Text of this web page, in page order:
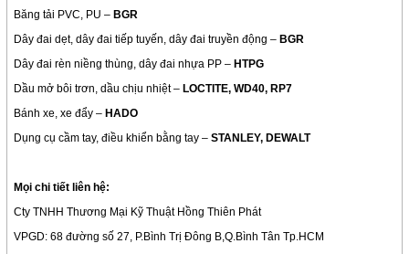
Băng tải PVC, PU – BGR
Dây đai dẹt, dây đai tiếp tuyến, dây đai truyền động – BGR
Dây đai rèn niềng thùng, dây đai nhựa PP – HTPG
Dầu mở bôi trơn, dầu chịu nhiệt – LOCTITE, WD40, RP7
Bánh xe, xe đẩy – HADO
Dụng cụ cầm tay, điều khiển bằng tay –STANLEY, DEWALT
Mọi chi tiết liên hệ:
Cty TNHH Thương Mại Kỹ Thuật Hồng Thiên Phát
VPGD: 68 đường số 27, P.Bình Trị Đông B,Q.Bình Tân Tp.HCM